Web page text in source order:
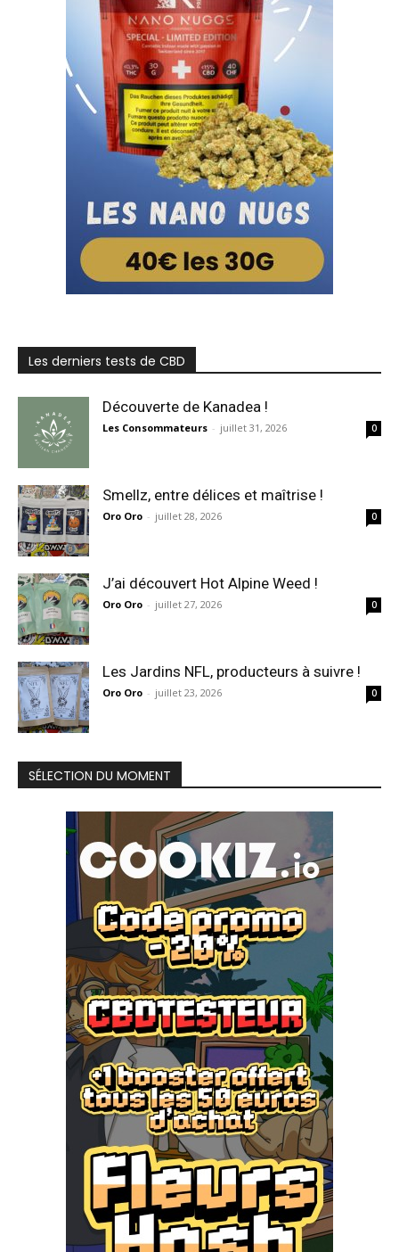
Les derniers tests de CBD
Découverte de Kanadea !
Les Consommateurs - juillet 31, 2026 0
Smellz, entre délices et maîtrise !
Oro Oro - juillet 28, 2026 0
J’ai découvert Hot Alpine Weed !
Oro Oro - juillet 27, 2026 0
Les Jardins NFL, producteurs à suivre !
Oro Oro - juillet 23, 2026 0
SÉLECTION DU MOMENT